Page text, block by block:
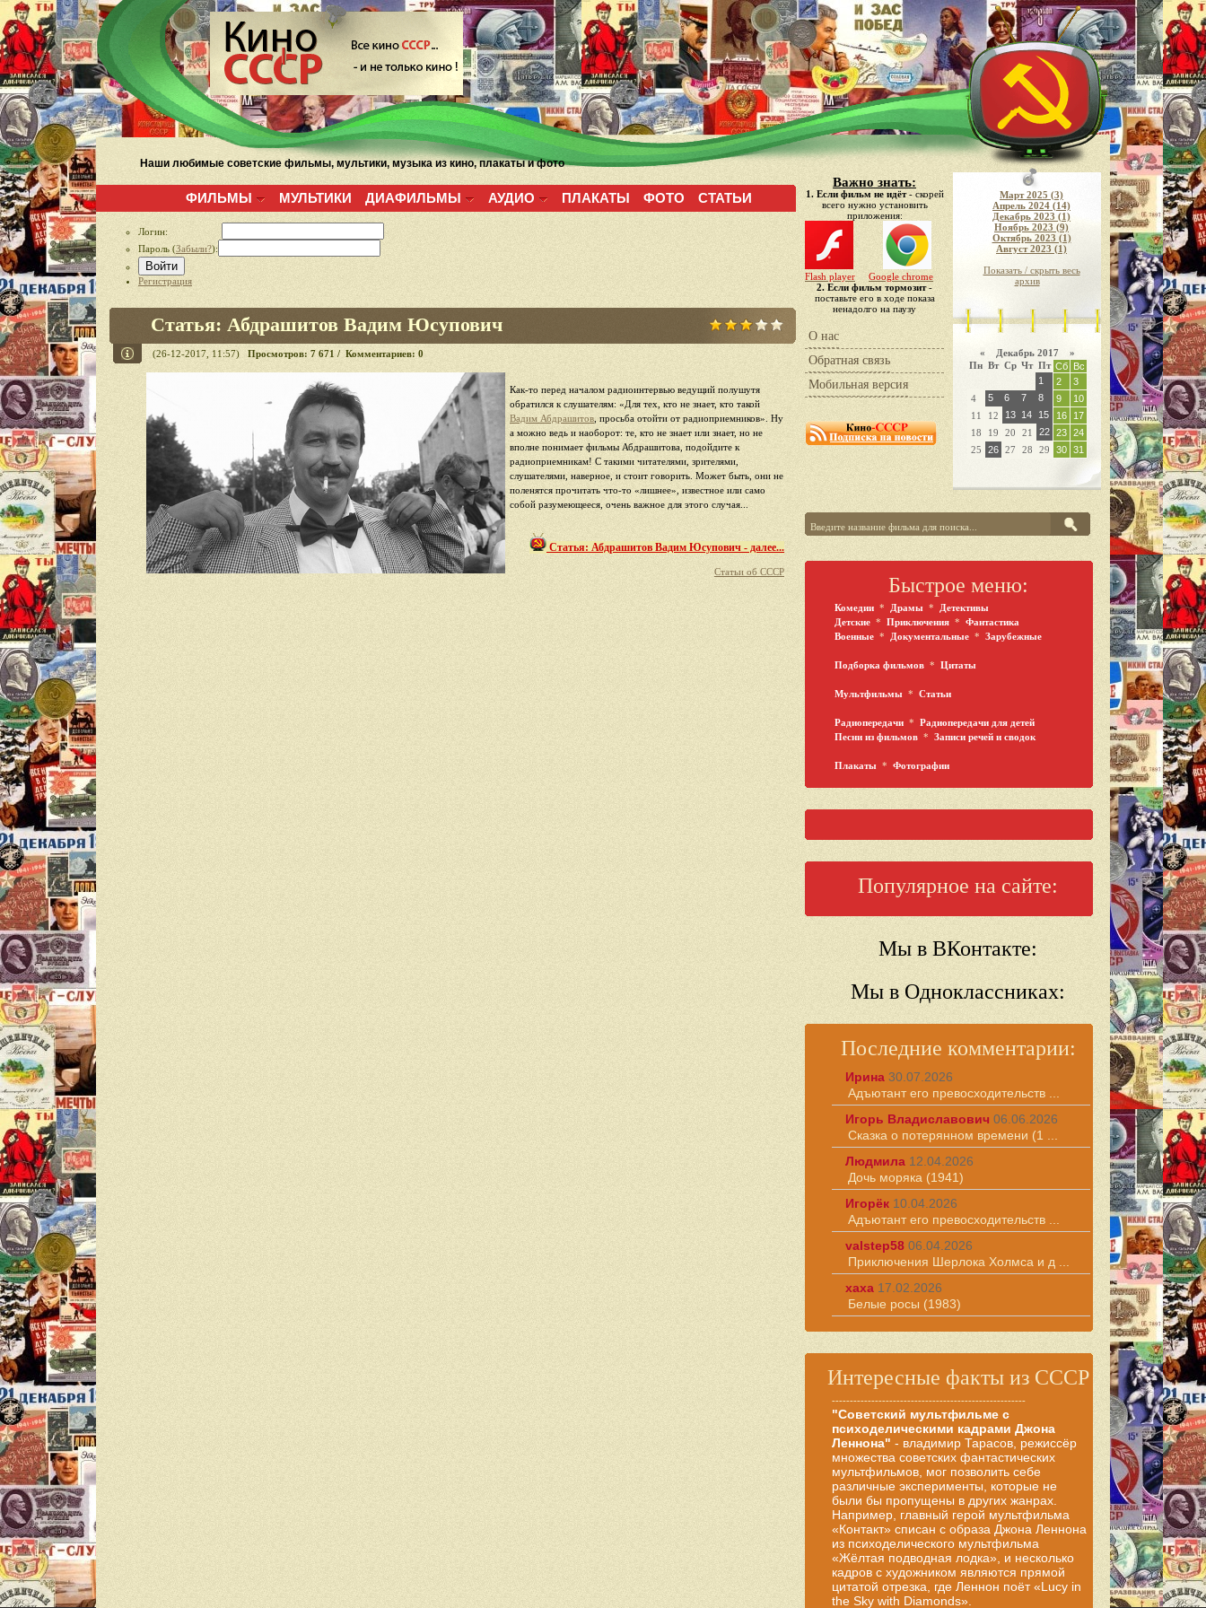
Наши любимые советские фильмы, мультики, музыка из кино, плакаты и фото
ФИЛЬМЫ МУЛЬТИКИ ДИАФИЛЬМЫ АУДИО ПЛАКАТЫ ФОТО СТАТЬИ
Логин:
Пароль (Забыли?):
Войти
Регистрация
Статья: Абдрашитов Вадим Юсупович
(26-12-2017, 11:57) Просмотров: 7 671 / Комментариев: 0
Как-то перед началом радиоинтервью ведущий полушутя
обратился к слушателям: «Для тех, кто не знает, кто такой
Вадим Абдрашитов , просьба отойти от радиоприемников». Ну
а можно ведь и наоборот: те, кто не знает или знает, но не
вполне понимает фильмы Абдрашитова, подойдите к
радиоприемникам! С такими читателями, зрителями,
слушателями, наверное, и стоит говорить. Может быть, они не
поленятся прочитать что-то «лишнее», известное или само
собой разумеющееся, очень важное для этого случая...
Статья: Абдрашитов Вадим Юсупович - далее...
Статьи об СССР
Важно знать:
1. Если фильм не идёт- скорей
всего нужно установить
приложения:
Flash player
Google chrome
2. Если фильм тормозит-
поставьте его в ходе показа
ненадолго на паузу
О нас
Обратная связь
Мобильная версия
Март 2025 (3)
Апрель 2024 (14)
Декабрь 2023 (1)
Ноябрь 2023 (9)
Октябрь 2023 (1)
Август 2023 (1)
Показать / скрыть весь
архив
« Декабрь 2017 »
Пн Вт Ср Чт Пт Сб Вс
1
2
3
4
5 6 7 8 9
10
11
12 13 14 15 16
17
18
19 20 21 22 23 24
25
26 27 28 29 30 31
Быстрое меню:
Комедии * Драмы *
Детективы
Детские * Приключения * Фантастика
Военные * Документальные * Зарубежные
Подборка фильмов * Цитаты
Мультфильмы * Статьи
Радиопередачи * Радиопередачи для детей
Песни из фильмов * Записи речей и сводок
Плакаты * Фотографии
Популярное на сайте:
Мы в ВКонтакте:
Мы в Одноклассниках:
Последние комментарии:
Ирина 30.07.2026
Адъютант его превосходительств ...
Игорь Владиславович 06.06.2026
Сказка о потерянном времени (1 ...
Людмила 12.04.2026
Дочь моряка (1941)
Игорёк 10.04.2026
Адъютант его превосходительств ...
valstep58 06.04.2026
Приключения Шерлока Холмса и д ...
хаха 17.02.2026
Белые росы (1983)
Интересные факты из СССР
------------------------------------------------------
"Советский мультфильме с
психоделическими кадрами Джона
Леннона" - владимир Тарасов, режиссёр
множества советских фантастических
мультфильмов, мог позволить себе
различные эксперименты, которые не
были бы пропущены в других жанрах.
Например, главный герой мультфильма
«Контакт» списан с образа Джона Леннона
из психоделического мультфильма
«Жёлтая подводная лодка», и несколько
кадров с художником являются прямой
цитатой отрезка, где Леннон поёт «Lucy in
the Sky with Diamonds».